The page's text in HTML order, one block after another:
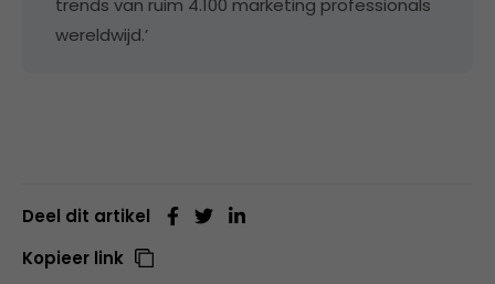
trends van ruim 4.100 marketing professionals
wereldwijd.’
Deel dit artikel
Kopieer link